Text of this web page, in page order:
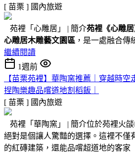
[ 苗栗 ] 國內旅遊
苑裡「心雕居」 | 簡介苑裡 《心雕居
心雕居木雕藝文園區 ，是一處融合傳
繼續閱讀
1週前
【苗栗苑裡】華陶窯推薦｜穿越時
捏陶樂趣品嚐道地割稻飯｜
[ 苗栗 ] 國內旅遊
苑裡「華陶窯」 | 簡介位於苑裡火
絕對是個讓人驚豔的選擇。這裡不僅
的紅磚建築，還能品嚐超道地的客家